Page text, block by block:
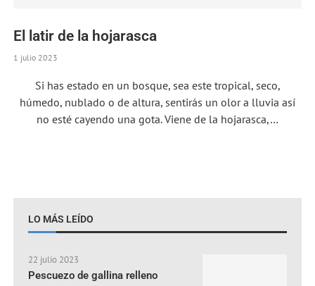
El latir de la hojarasca
1 julio 2023
Si has estado en un bosque, sea este tropical, seco,
húmedo, nublado o de altura, sentirás un olor a lluvia así
no esté cayendo una gota. Viene de la hojarasca,…
LO MÁS LEÍDO
22 julio 2023
Pescuezo de gallina relleno